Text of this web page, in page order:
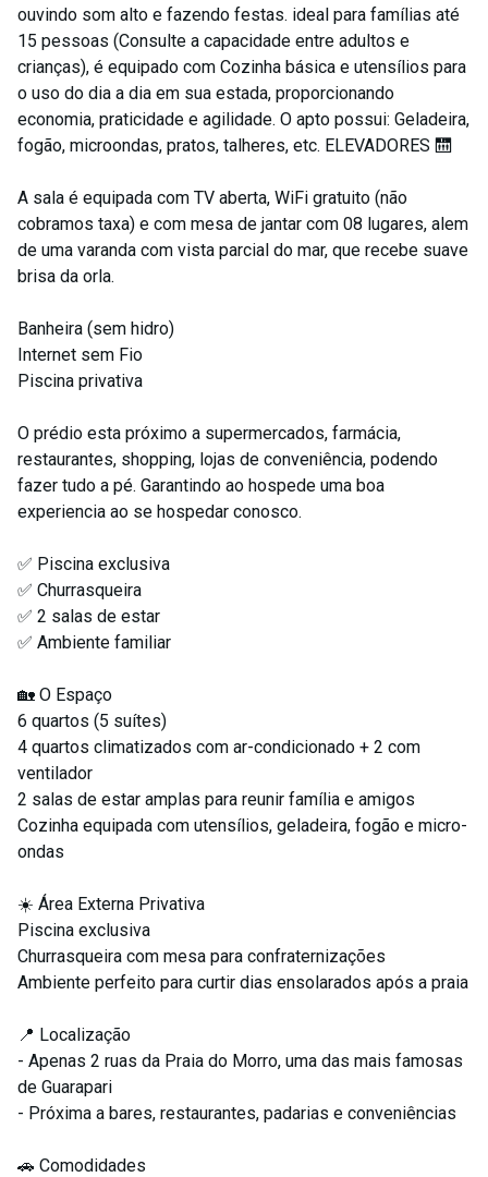
ouvindo som alto e fazendo festas. ideal para famílias até
15 pessoas (Consulte a capacidade entre adultos e
crianças), é equipado com Cozinha básica e utensílios para
o uso do dia a dia em sua estada, proporcionando
economia, praticidade e agilidade. O apto possui: Geladeira,
fogão, microondas, pratos, talheres, etc. ELEVADORES 🛗
A sala é equipada com TV aberta, WiFi gratuito (não
cobramos taxa) e com mesa de jantar com 08 lugares, alem
de uma varanda com vista parcial do mar, que recebe suave
brisa da orla.
Banheira (sem hidro)
Internet sem Fio
Piscina privativa
O prédio esta próximo a supermercados, farmácia,
restaurantes, shopping, lojas de conveniência, podendo
fazer tudo a pé. Garantindo ao hospede uma boa
experiencia ao se hospedar conosco.
✅ Piscina exclusiva
✅ Churrasqueira
✅ 2 salas de estar
✅ Ambiente familiar
🏡 O Espaço
6 quartos (5 suítes)
4 quartos climatizados com ar-condicionado + 2 com
ventilador
2 salas de estar amplas para reunir família e amigos
Cozinha equipada com utensílios, geladeira, fogão e micro-
ondas
☀️ Área Externa Privativa
Piscina exclusiva
Churrasqueira com mesa para confraternizações
Ambiente perfeito para curtir dias ensolarados após a praia
📍 Localização
- Apenas 2 ruas da Praia do Morro, uma das mais famosas
de Guarapari
- Próxima a bares, restaurantes, padarias e conveniências
🚗 Comodidades